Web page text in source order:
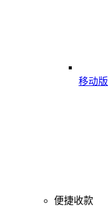
移动版
便捷收款